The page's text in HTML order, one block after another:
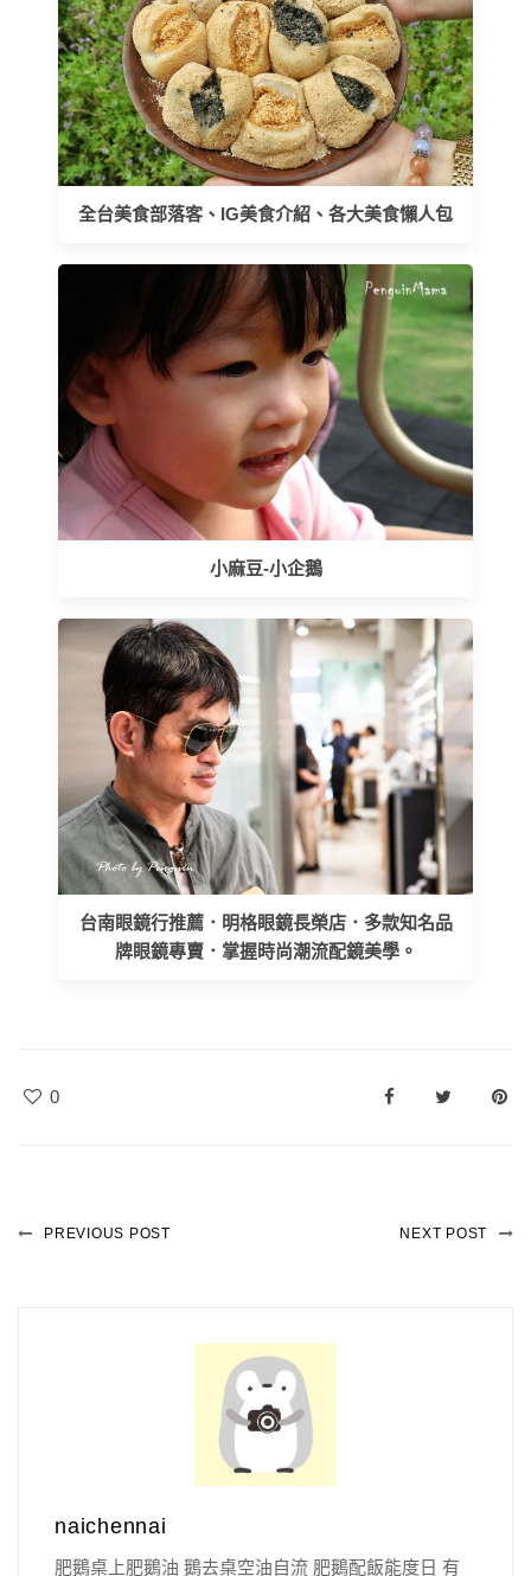
全台美食部落客、IG美食介紹、各大美食懶人包
小麻豆-小企鵝
台南眼鏡行推薦．明格眼鏡長榮店．多款知名品
牌眼鏡專賣．掌握時尚潮流配鏡美學。
0
PREVIOUS POST NEXT POST
naichennai
肥鵝桌上肥鵝油 鵝去桌空油自流 肥鵝配飯能度日 有